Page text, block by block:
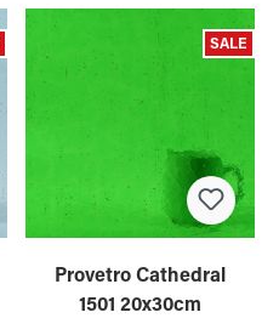
SALE
Provetro Cathedral
1501 20x30cm